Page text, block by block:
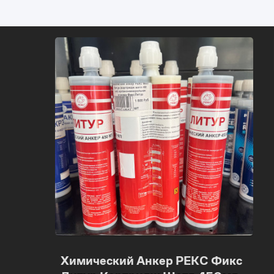
Химический Анкер РЕКС Фикс